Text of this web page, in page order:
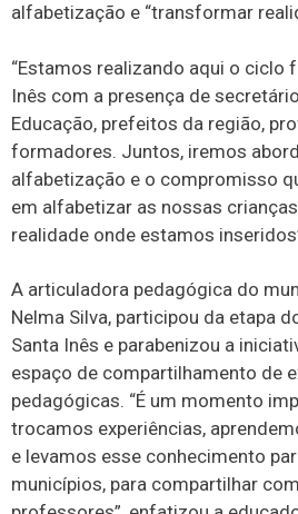
alfabetização e “transformar
“Estamos realizando aqui o ciclo
Inês com a presença de
Educação, prefeitos da região,
formadores. Juntos, iremos
alfabetização e o compromisso
em alfabetizar as nossas
realidade onde estamos
A articuladora pedagógica do
Nelma Silva, participou da etapa
Santa Inês e parabenizou a
espaço de compartilhamento de
pedagógicas. “É um momento
trocamos experiências,
e levamos esse conhecimento
municípios, para compartilhar